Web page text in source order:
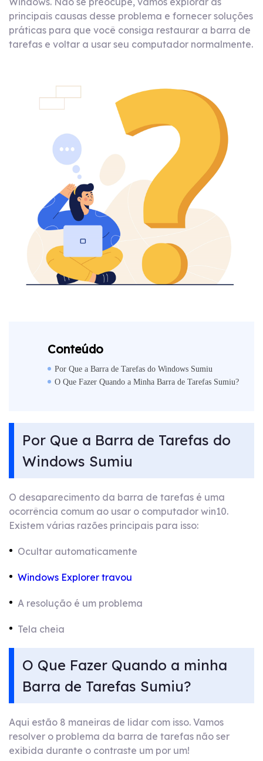
principais causas desse problema e fornecer soluções
práticas para que você consiga restaurar a barra de
tarefas e voltar a usar seu computador normalmente.
Conteúdo
Por Que a Barra de Tarefas do Windows Sumiu
O Que Fazer Quando a Minha Barra de Tarefas Sumiu?
Por Que a Barra de Tarefas do
Windows Sumiu
O desaparecimento da barra de tarefas é uma
ocorrência comum ao usar o computador win10.
Existem várias razões principais para isso:
Ocultar automaticamente
Windows Explorer travou
A resolução é um problema
Tela cheia
O Que Fazer Quando a minha
Barra de Tarefas Sumiu?
Aqui estão 8 maneiras de lidar com isso. Vamos
resolver o problema da barra de tarefas não ser
exibida durante o contraste um por um!